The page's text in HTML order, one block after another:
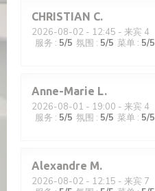
CHRISTIAN C
2026-08-02 - 12:45 - 来宾 4
服务 : 5/5 氛围 : 5/5 菜单 : 5/5
Anne-Marie L
2026-08-01 - 19:00 - 来宾 4
服务 : 5/5 氛围 : 5/5 菜单 : 5/5
Alexandre M
2026-08-02 - 12:15 - 来宾 7